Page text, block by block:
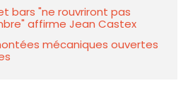
bars "ne rouvriront pas
affirme Jean Castex
mécaniques ouvertes